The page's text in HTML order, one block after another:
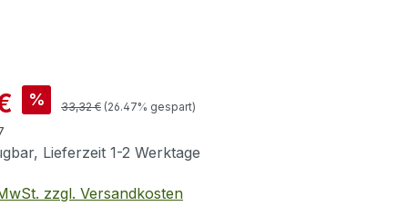
% Regulärer Preis:
33,32 € (26.47% gespart)
Lieferzeit 1-2 Werktage
zzgl. Versandkosten